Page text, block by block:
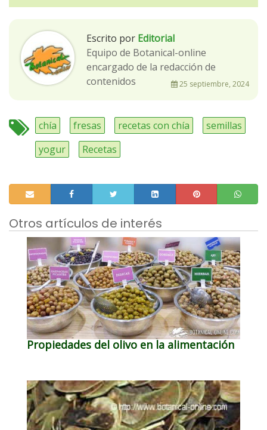
Escrito por Editorial
Equipo de Botanical-online
encargado de la redacción de
contenidos
25 septiembre, 2024
chía fresas recetas con chía
semillas
yogur
Recetas
Otros artículos de interés
Propiedades del olivo en la alimentación